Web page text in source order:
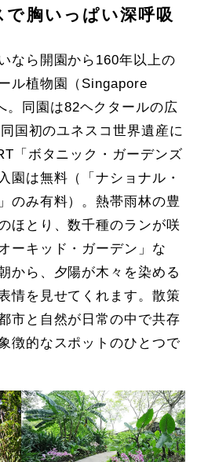
胸いっぱい深呼吸
なら開園から160年以上の
ル植物園（Singapore
同園は82ヘクタールの広
国初のユネスコ世界遺産に
「ボタニック・ガーデンズ
園は無料（「ナショナル・
のみ有料）。熱帯雨林の豊
ほとり、数千種のランが咲
ーキッド・ガーデン」な
から、夕陽が木々を染める
情を見せてくれます。散策
市と自然が日常の中で共存
徴的なスポットのひとつで